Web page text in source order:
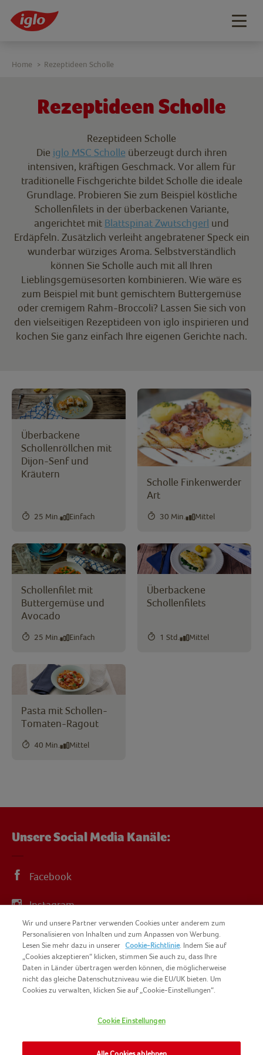
Rezeptideen Scholle
Rezeptideen Scholle
Die iglo MSC Scholle überzeugt durch ihren
intensiven, kräftigen Geschmack. Vor allem für
traditionelle Fischgerichte bildet Scholle die ideale
Grundlage. Probieren Sie zum Beispiel köstliche
Schollenfilets in der überbackenen Variante,
angerichtet mit Blattspinat Zwutschgerl und
Erdäpfeln. Zusätzlich verleiht angebratener Speck ein
wunderbar würziges Aroma. Selbstverständlich
können Sie Scholle auch mit all Ihren
Lieblingsgemüsesorten kombinieren. Wie wäre es
zum Beispiel mit bunt gemischtem Buttergemüse
oder cremigem Rahm-Broccoli? Lassen Sie sich von
den vielseitigen Rezeptideen von iglo inspirieren und
kochen Sie ganz einfach Ihre eigenen Gerichte nach.
Home > Rezeptideen Scholle
Überbackene
Schollenröllchen mit
Dijon-Senf und
Kräutern
25 Min. Einfach
Scholle Finkenwerder
Art
30 Min. Mittel
Schollenfilet mit
Buttergemüse und
Avocado
25 Min. Einfach
Überbackene
Schollenfilets
1 Std. Mittel
Pasta mit Schollen-
Tomaten-Ragout
40 Min. Mittel
Unsere Social Media Kanäle:
Facebook
Instagram
YouTube
SITEMAP
KONTAKT
Wir und unsere Partner verwenden Cookies unter anderem zum
Personalisieren von Inhalten und zum Anpassen von Werbung.
Lesen Sie mehr dazu in unserer Cookie-Richtlinie. Indem Sie auf
„Cookies akzeptieren“ klicken, stimmen Sie auch zu, dass Ihre
Daten in Länder übertragen werden können, die möglicherweise
nicht das gleiche Datenschutzniveau wie die EU/UK bieten. Um
Cookies zu verwalten, klicken Sie auf „Cookie-Einstellungen“.
Cookie Einstellungen